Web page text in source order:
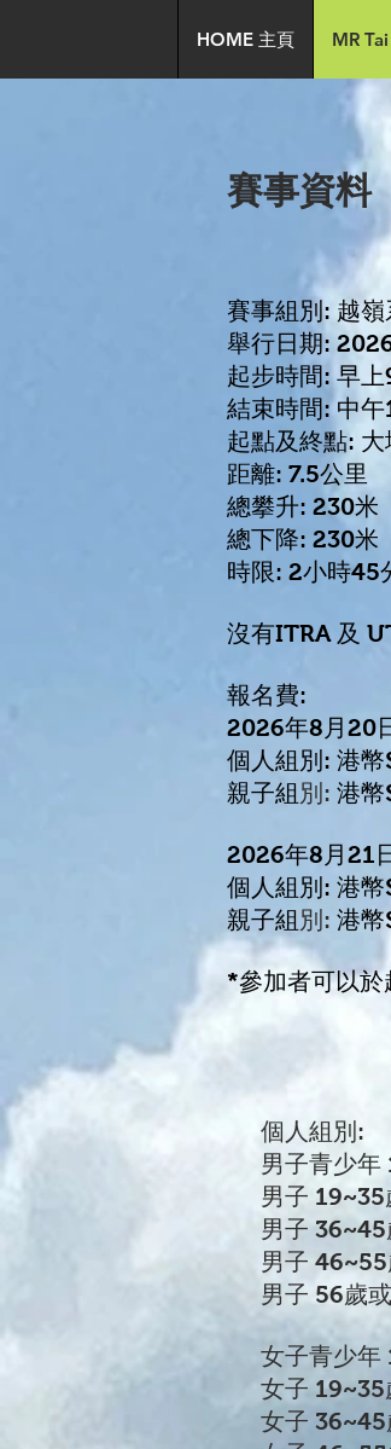
HOME 主頁 MR
賽事資料
賽事組別: 越
舉行日期:
起步時間: 早
結束時間: 中午
起點及終點:
距離: 7.5公里
總攀升: 230米
總下降: 230米
時限: 2小時45
沒有ITRA 及
報名費:
2026年8月20
個人組別: 港
親子組 別: 港
2026年8月21
個人組別: 港
親子組別: 港
*參加者可以於
個人組別:
男子青少年
男子 19~35
男子 36~45
男子
男子 56歲
女子青少年
女子 19~35
女子 36~45